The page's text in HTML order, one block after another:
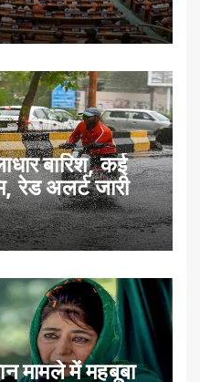
बारिश, कई
रेड अलर्ट जारी
मामले में महबूबा